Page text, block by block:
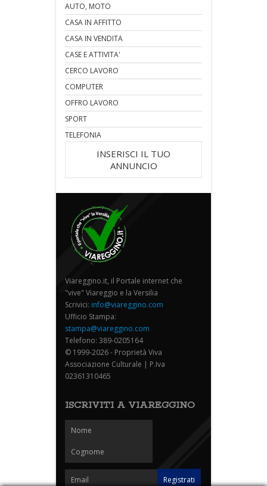
AUTO, MOTO
CASA IN AFFITTO
CASA IN VENDITA
CASE E ATTIVITA'
CERCO LAVORO
COMPUTER
OFFRO LAVORO
SPORT
TELEFONIA
INSERISCI IL TUO
ANNUNCIO
Viareggino.it, il Portale internet che
"vive" Viareggio e la Versilia
Scrivici: info@viareggino.com
Ufficio Stampa:
stampa@viareggino.com
Telefono: 389-0205164
© 1999-2026 - Proprietà Viva
Associazione Culturale | P.Iva
02361310465
ISCRIVITI A VIAREGGINO